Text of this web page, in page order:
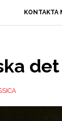
KONTAKTA